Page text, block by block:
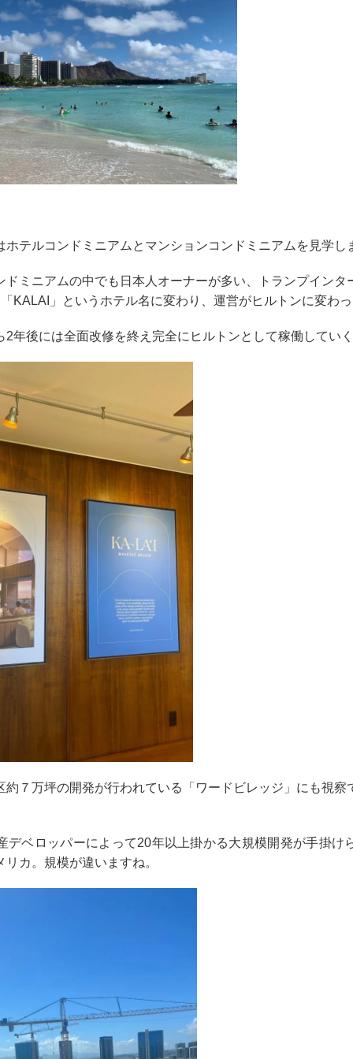
ホテルコンドミニアムとマンションコンドミニアムを見学し
ドミニアムの中でも日本人オーナーが多い、トランプインタ
KALAI 」というホテル名に変わり、運営がヒルトンに変わ
2年後には全面改修を終え完全にヒルトンとして稼働してい
約７万坪の開発が行われている「ワードビレッジ」にも視察
デベロッパーによって20年以上掛かる大規模開発が手掛け
カ。規模が違いますね。